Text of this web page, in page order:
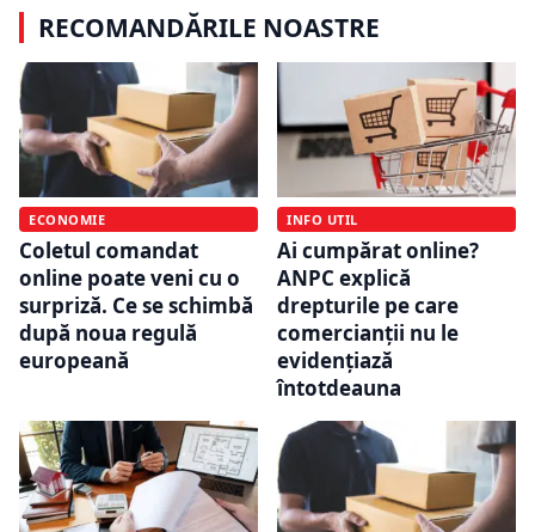
RECOMANDĂRILE NOASTRE
ECONOMIE
Coletul comandat
online poate veni cu o
surpriză. Ce se schimbă
după noua regulă
europeană
INFO UTIL
Ai cumpărat online?
ANPC explică
drepturile pe care
comercianții nu le
evidențiază
întotdeauna